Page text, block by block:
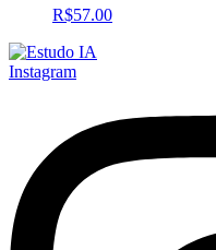
R$57.00
Instagram